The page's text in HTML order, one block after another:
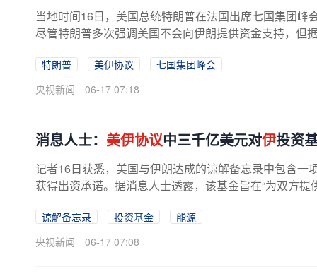
当地时间16日，美国总统特朗普在法国出席七国集团峰
尽管特朗普多次强调美国不会向伊朗提供资金支持，但
特朗普 美伊协议
七国集团峰会
央视新闻
06-17 07:18
消息人士： 美伊协议中三千亿美元对伊投资
记者16日获悉，美国与伊朗达成的谅解备忘录中包含一
获得出资承诺。据消息人士透露，该基金旨在“为双方提
谅解备忘录 投资基金
能源
央视新闻
06-17 07:08